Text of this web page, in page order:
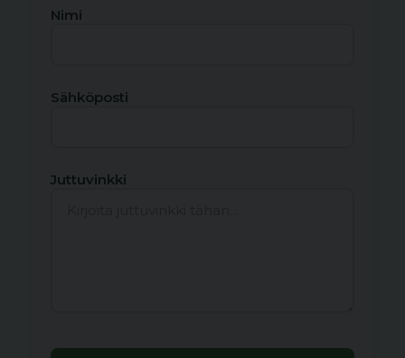
Nimi
Sähköposti
Juttuvinkki